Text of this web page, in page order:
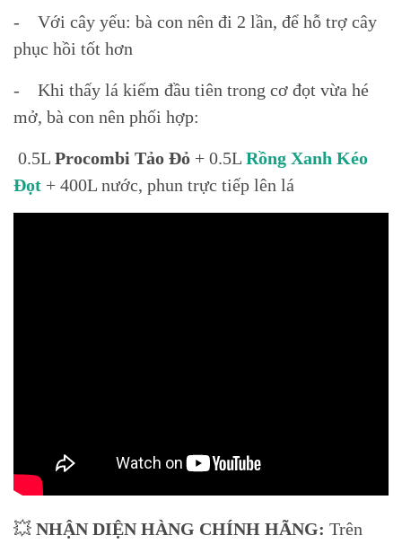
- Với cây yếu: bà con nên đi 2 lần, để hỗ trợ cây
phục hồi tốt hơn
- Khi thấy lá kiếm đầu tiên trong cơ đọt vừa hé
mở, bà con nên phối hợp:
0.5L Procombi Tảo Đỏ + 0.5L Rồng Xanh Kéo
Đọt + 400L nước, phun trực tiếp lên lá
💥 NHẬN DIỆN HÀNG CHÍNH HÃNG: Trên